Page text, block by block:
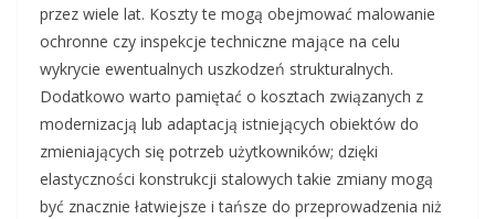
przez wiele lat. Koszty te mogą obejmować malowanie
ochronne czy inspekcje techniczne mające na celu
wykrycie ewentualnych uszkodzeń strukturalnych.
Dodatkowo warto pamiętać o kosztach związanych z
modernizacją lub adaptacją istniejących obiektów do
zmieniających się potrzeb użytkowników; dzięki
elastyczności konstrukcji stalowych takie zmiany mogą
być znacznie łatwiejsze i tańsze do przeprowadzenia niż